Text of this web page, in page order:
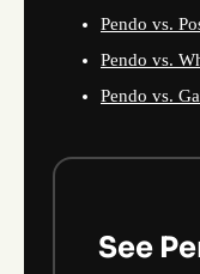
Pendo vs.
Pendo vs.
Pendo vs.
See